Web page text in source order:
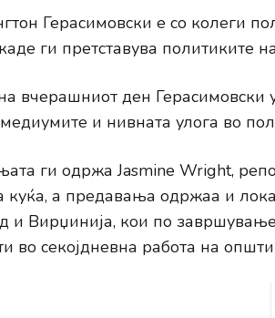
Герасимовски е со колеги
ги претставува политиките
вчерашниот ден
и нивната улога во
ги одржа Jasmine Wright,
куќа, а предавања одржаа и
и Вирџинија, кои по
во секојдневна работа на